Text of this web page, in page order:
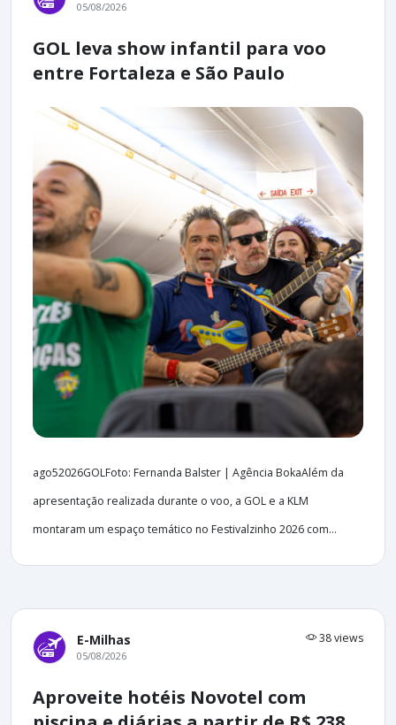
05/08/2026
GOL leva show infantil para voo
entre Fortaleza e São Paulo
ago52026GOLFoto: Fernanda Balster | Agência BokaAlém da
apresentação realizada durante o voo, a GOL e a KLM
montaram um espaço temático no Festivalzinho 2026 com...
E-Milhas 38 views
05/08/2026
Aproveite hotéis Novotel com